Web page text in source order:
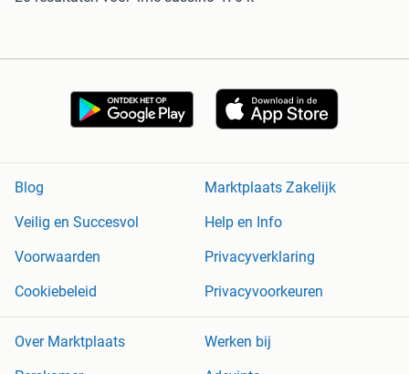
Blog
Marktplaats Zakelijk
Veilig en Succesvol
Help en Info
Voorwaarden
Privacyverklaring
Cookiebeleid
Privacyvoorkeuren
Over Marktplaats
Werken bij